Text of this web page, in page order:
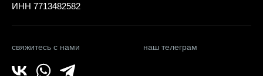
ИНН 7713482582
свяжитесь с нами наш телеграм